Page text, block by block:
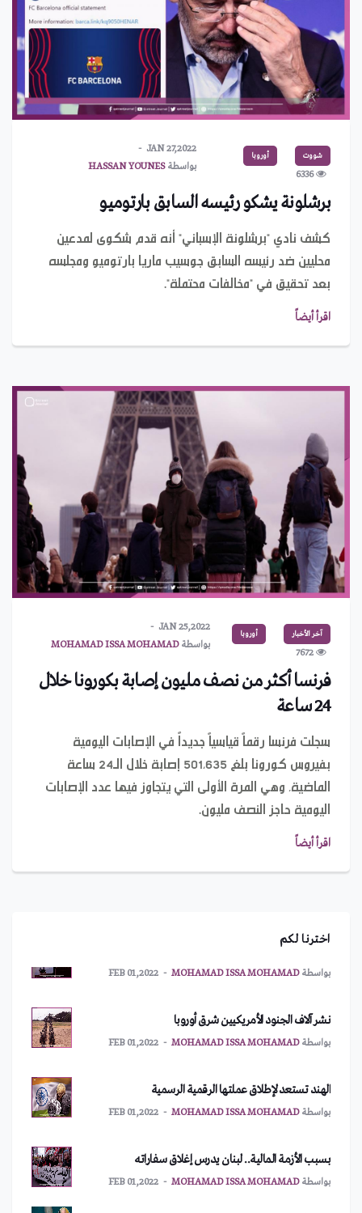
شووت أوروبا
6336
JAN 27,2022
بواسطةHASSAN YOUNES
برشلونة يشكو رئيسه السابق بارتوميو
كشف نادي "برشلونة الإسباني" أنه قدم شكوى لمدعين
محليين ضد رئيسه السابق جوسيب ماريا بارتوميو ومجلسه
بعد تحقيق في "مخالفات محتملة".
اقرأ أيضاً
آخر الأخبار أوروبا
7672
JAN 25,2022
بواسطةMOHAMAD ISSA MOHAMAD
فرنسا أكثر من نصف مليون إصابة بكورونا خلال
24 ساعة
سجلت فرنسا رقماً قياسياً جديداً في الإصابات اليومية
بفيروس كورونا بلغ 501,635 إصابة خلال الـ24 ساعة
الماضية، وهي المرة الأولى التي يتجاوز فيها عدد الإصابات
اليومية حاجز النصف مليون.
اقرأ أيضاً
اخترنا لكم
بايدن!
بواسطةIMAN ABDULMAJEED
MAR 10,2022
بواسطة MOHAMAD ISSA MOHAMAD
بواسطة MOHAMAD ISSA MOHAMAD
بواسطة MOHAMAD ISSA MOHAMAD
FEB 01,2022
بواسطةMOHAMAD ISSA MOHAMAD
FEB 01,2022
يعود إلى 328 مليون سنة.. حبار مصاص دماء يحمل اسم